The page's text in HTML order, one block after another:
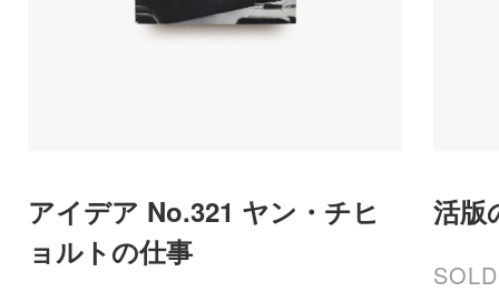
アイデア No.321 ヤン・チヒ
ョルトの仕事
活版